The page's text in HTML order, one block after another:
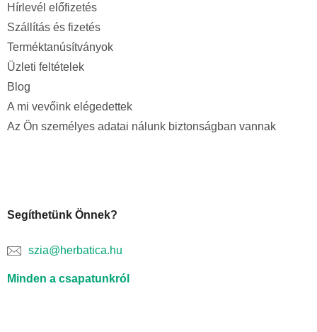
Hírlevél előfizetés
Szállítás és fizetés
Terméktanúsítványok
Üzleti feltételek
Blog
A mi vevőink elégedettek
Az Ön személyes adatai nálunk biztonságban vannak
Segíthetünk Önnek?
szia@herbatica.hu
Minden a csapatunkról